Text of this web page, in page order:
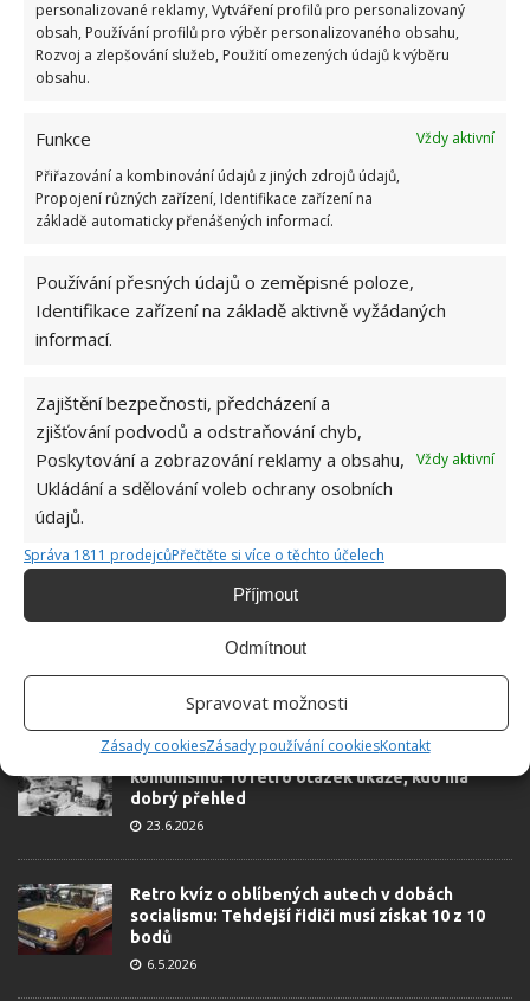
personalizované reklamy, Vytváření profilů pro personalizovaný
obsah, Používání profilů pro výběr personalizovaného obsahu,
Rozvoj a zlepšování služeb, Použití omezených údajů k výběru
obsahu.
Funkce
Vždy aktivní
Přiřazování a kombinování údajů z jiných zdrojů údajů,
Propojení různých zařízení, Identifikace zařízení na
základě automaticky přenášených informací.
Používání přesných údajů o zeměpisné poloze,
Identifikace zařízení na základě aktivně vyžádaných
informací.
Zajištění bezpečnosti, předcházení a
zjišťování podvodů a odstraňování chyb,
Poskytování a zobrazování reklamy a obsahu,
Ukládání a sdělování voleb ochrany osobních
údajů.
Vždy aktivní
Správa 1811 prodejcůPřečtěte si více o těchto účelech
Příjmout
Odmítnout
Spravovat možnosti
Zásady cookiesZásady používání cookiesKontakt
se Stěhování Staněk v kontaktním formuláři a jako
mávnutím kouzelné hůlky se můžete těšit na rychlé a
OBLÍBENÉ ČLÁNKY
1.6.2026
Kdo je zažil, bez problému získá 12 ze 12 bodů
Test znalostí o každodenní realitě za
komunismu: 10 retro otázek ukáže, kdo má
dobrý přehled
23.6.2026
Retro kvíz o oblíbených autech v dobách
socialismu: Tehdejší řidiči musí získat 10 z 10
bodů
6.5.2026